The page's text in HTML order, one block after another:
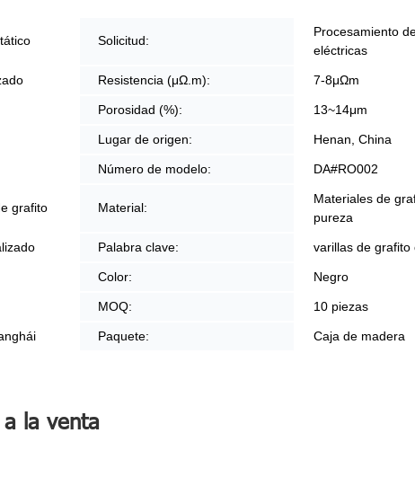
Solicitud:
Procesamiento
eléctricas
Resistencia (μΩ.m): 7-8μΩm
Porosidad (%): 13~14μm
Lugar de origen: Henan, China
Número de modelo: DA#RO002
grafito Material:
Materiales de
pureza
Palabra clave: varillas de grafito
Color: Negro
MOQ: 10 piezas
Paquete: Caja de madera
la venta